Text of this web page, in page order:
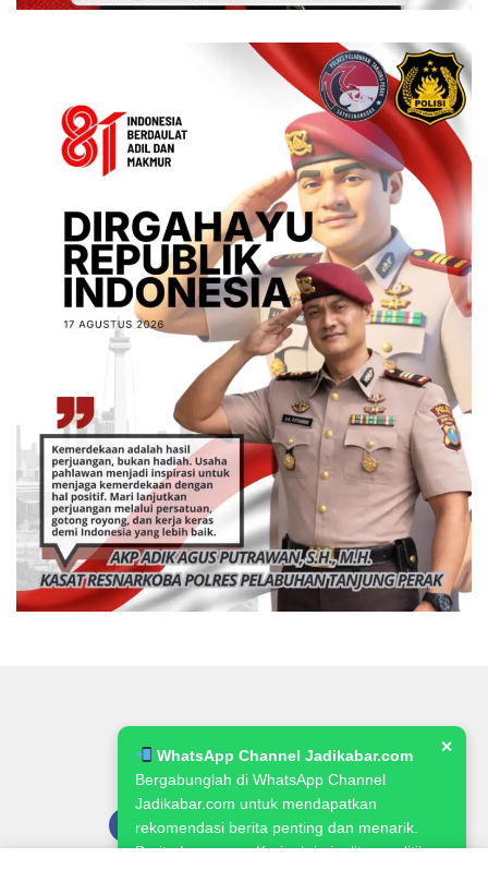
WhatsApp Channel Jadikabar.com
Bergabunglah di WhatsApp Channel
Jadikabar.com untuk mendapatkan
rekomendasi berita penting dan menarik.
Berita Lowongan Kerja, kriminalitas, politik,
✕